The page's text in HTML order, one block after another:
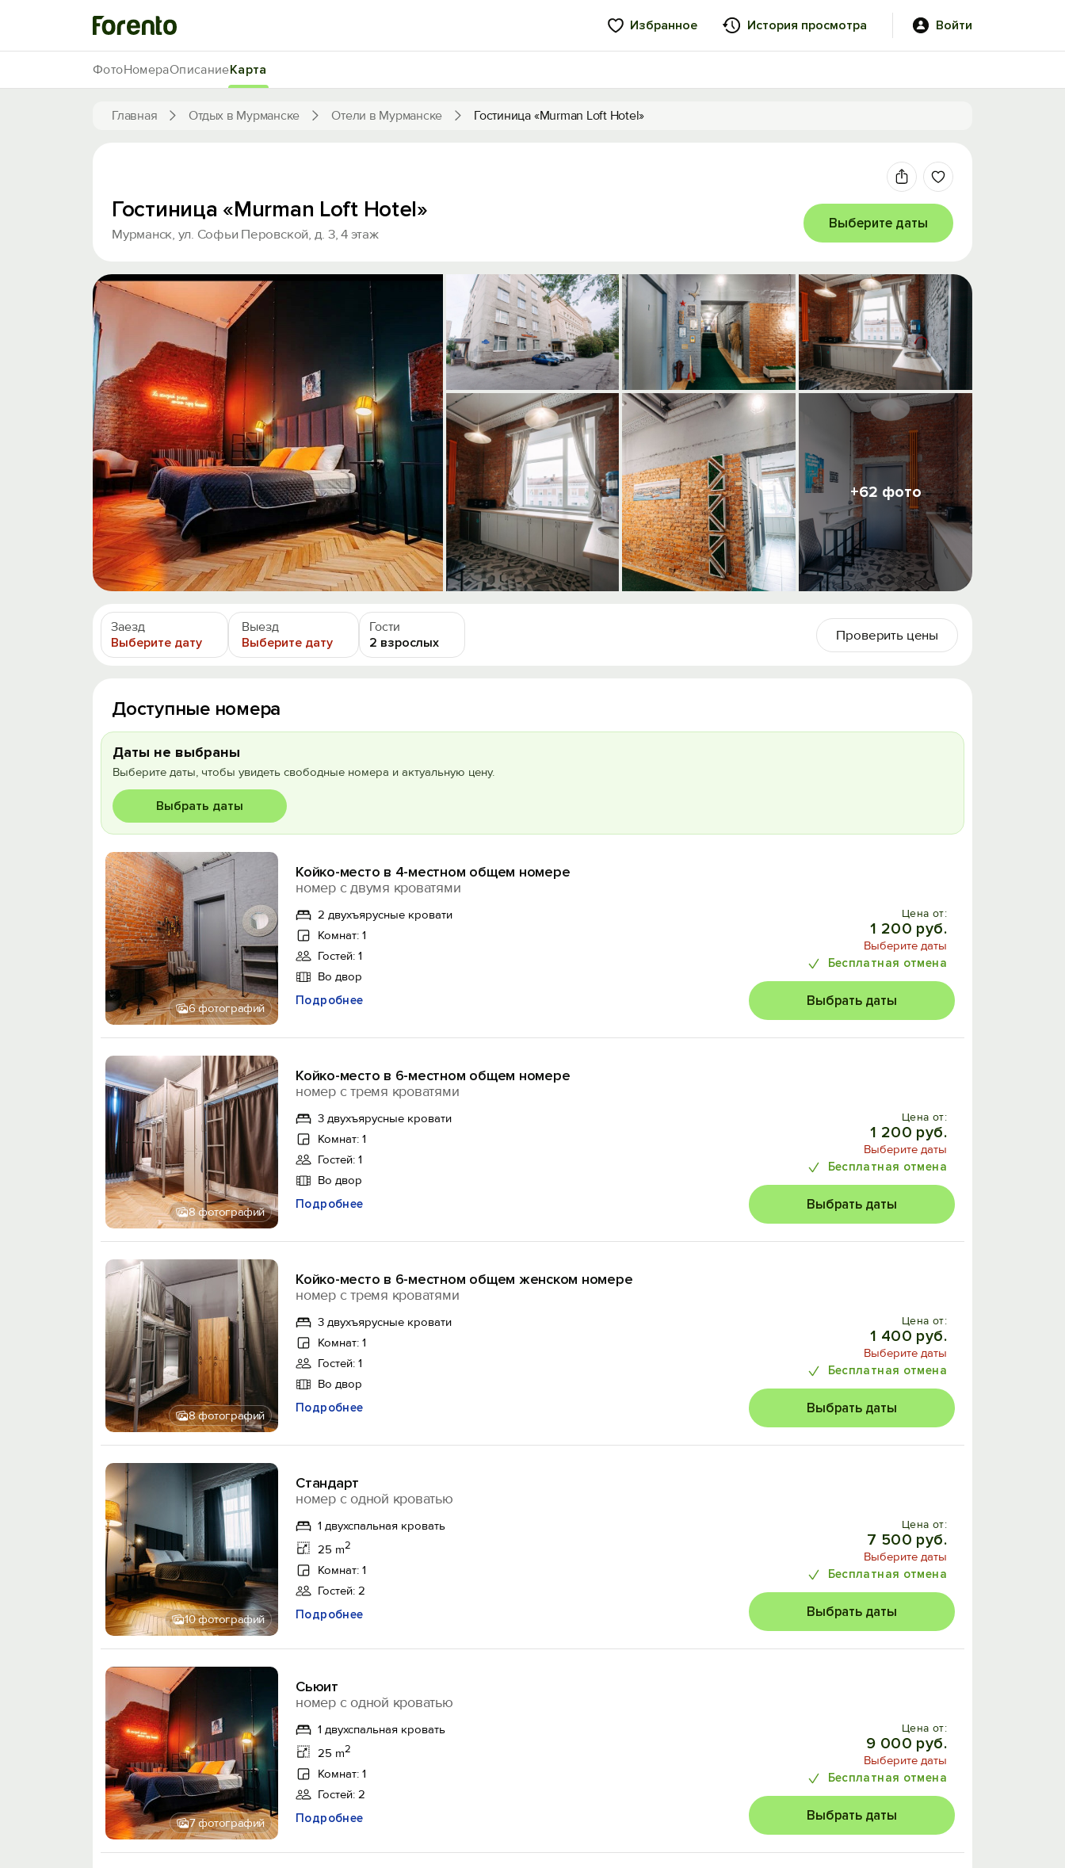
Избранное История просмотра Войти
Главная Отдых в Мурманске Отели в Мурманске Гостиница «Murman Loft Hotel»
ФотоНомераОписаниеКарта
+62 фото
Гостиница «Murman Loft Hotel»
Мурманск, ул. Софьи Перовской, д. 3, 4 этаж
Выберите даты
Заезд
Выберите дату
Выезд
Выберите дату
Гости
2 взрослых
Проверить цены
Доступные номера
Даты не выбраны
Выберите даты, чтобы увидеть свободные номера и актуальную цену.
Выбрать даты
6 фотографий
Койко-место в 4-местном общем номере
номер с двумя кроватями
2 двухъярусные кровати
Комнат: 1
Гостей: 1
Во двор
Подробнее
Цена от:
1 200 руб.
Выберите даты
Бесплатная отмена
Выбрать даты
8 фотографий
Койко-место в 6-местном общем номере
номер с тремя кроватями
3 двухъярусные кровати
Комнат: 1
Гостей: 1
Во двор
Подробнее
Цена от:
1 200 руб.
Выберите даты
Бесплатная отмена
Выбрать даты
8 фотографий
Койко-место в 6-местном общем женском номере
номер с тремя кроватями
3 двухъярусные кровати
Комнат: 1
Гостей: 1
Во двор
Подробнее
Цена от:
1 400 руб.
Выберите даты
Бесплатная отмена
Выбрать даты
10 фотографий
Стандарт
номер с одной кроватью
1 двухспальная кровать
25 m2
Комнат: 1
Гостей: 2
Подробнее
Цена от:
7 500 руб.
Выберите даты
Бесплатная отмена
Выбрать даты
7 фотографий
Сьюит
номер с одной кроватью
1 двухспальная кровать
25 m2
Комнат: 1
Гостей: 2
Подробнее
Цена от:
9 000 руб.
Выберите даты
Бесплатная отмена
Выбрать даты